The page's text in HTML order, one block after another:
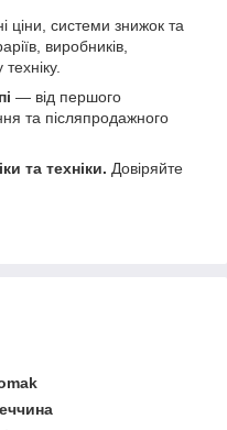
ціни, системи знижок та
виробників,
— від першого
та післяпродажного
та техніки. Довіряйте